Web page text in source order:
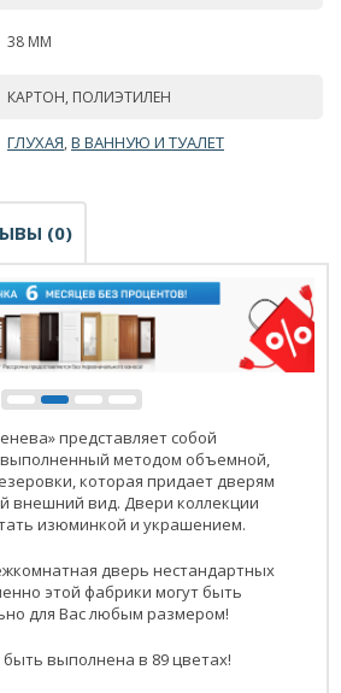
38 ММ
КАРТОН, ПОЛИЭТИЛЕН
ГЛУХАЯ, В ВАННУЮ И ТУАЛЕТ
(0)
представляет собой
выполненный методом объемной,
которая придает дверям
внешний вид. Двери коллекции
изюминкой и украшением.
дверь нестандартных
этой фабрики могут быть
для Вас любым размером!
выполнена в 89 цветах!